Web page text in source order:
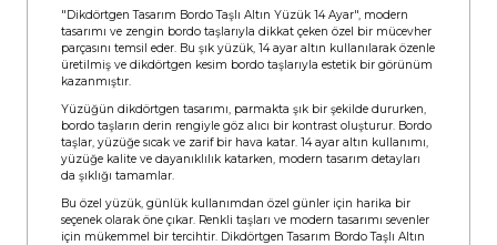
"Dikdörtgen Tasarım Bordo Taşlı Altın Yüzük 14 Ayar", modern
tasarımı ve zengin bordo taşlarıyla dikkat çeken özel bir mücevher
parçasını temsil eder. Bu şık yüzük, 14 ayar altın kullanılarak özenle
üretilmiş ve dikdörtgen kesim bordo taşlarıyla estetik bir görünüm
kazanmıştır.
Yüzüğün dikdörtgen tasarımı, parmakta şık bir şekilde dururken,
bordo taşların derin rengiyle göz alıcı bir kontrast oluşturur. Bordo
taşlar, yüzüğe sıcak ve zarif bir hava katar. 14 ayar altın kullanımı,
yüzüğe kalite ve dayanıklılık katarken, modern tasarım detayları
da şıklığı tamamlar.
Bu özel yüzük, günlük kullanımdan özel günler için harika bir
seçenek olarak öne çıkar. Renkli taşları ve modern tasarımı sevenler
için mükemmel bir tercihtir. Dikdörtgen Tasarım Bordo Taşlı Altın